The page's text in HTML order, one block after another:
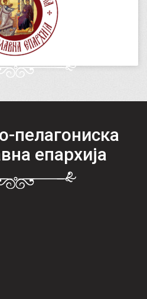
пелагониска
епархија